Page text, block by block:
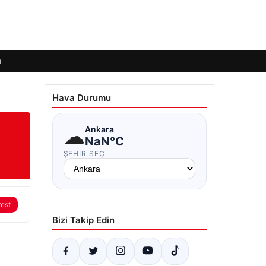
Hava Durumu
☁Ankara
NaN°C
ŞEHIR SEÇ
Bizi Takip Edin